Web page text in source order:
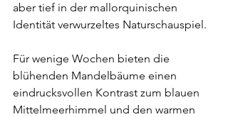
aber tief in der mallorquinischen
Identität verwurzeltes Naturschauspiel.
Für wenige Wochen bieten die
blühenden Mandelbäume einen
eindrucksvollen Kontrast zum blauen
Mittelmeerhimmel und den warmen